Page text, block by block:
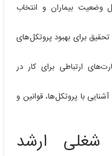
وضعیت بیماران و انتخاب
برای بهبود پروتکل‌های
ارتباطی برای کار در
با پروتکل‌ها، قوانین و
شغلی ارشد